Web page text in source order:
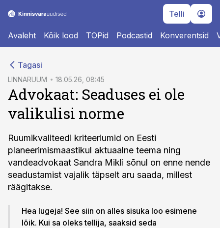
Telli
Avaleht Kõik lood TOPid Podcastid Konverentsid
Tagasi
LINNARUUM 18.05.26, 08:45
Advokaat: Seaduses ei ole
valikulisi norme
Ruumikvaliteedi kriteeriumid on Eesti
planeerimismaastikul aktuaalne teema ning
vandeadvokaat Sandra Mikli sõnul on enne nende
seadustamist vajalik täpselt aru saada, millest
räägitakse.
Hea lugeja! See siin on alles sisuka loo esimene
lõik. Kui sa oleks tellija, saaksid seda